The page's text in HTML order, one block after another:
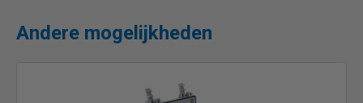
Andere mogelijkheden